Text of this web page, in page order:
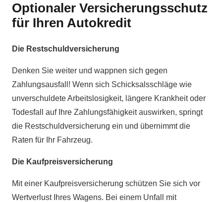
Optionaler Versicherungsschutz
für Ihren Autokredit
Die Restschuldversicherung
Denken Sie weiter und wappnen sich gegen
Zahlungsausfall! Wenn sich Schicksalsschläge wie
unverschuldete Arbeitslosigkeit, längere Krankheit oder
Todesfall auf Ihre Zahlungsfähigkeit auswirken, springt
die Restschuldversicherung ein und übernimmt die
Raten für Ihr Fahrzeug.
Die Kaufpreisversicherung
Mit einer Kaufpreisversicherung schützen Sie sich vor
Wertverlust Ihres Wagens. Bei einem Unfall mit